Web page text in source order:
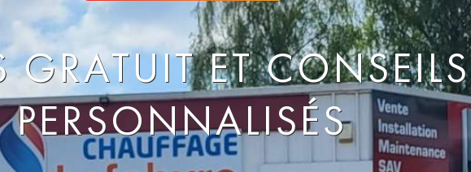
GRATUIT ET CONSEILS
PERSONNALISÉS